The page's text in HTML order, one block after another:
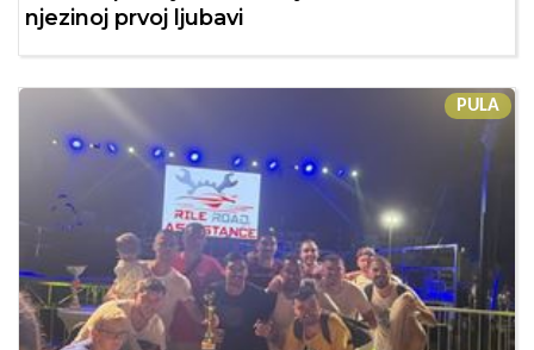
njezinoj prvoj ljubavi
PULA